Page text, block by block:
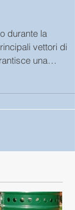
durante la
vettori di
una